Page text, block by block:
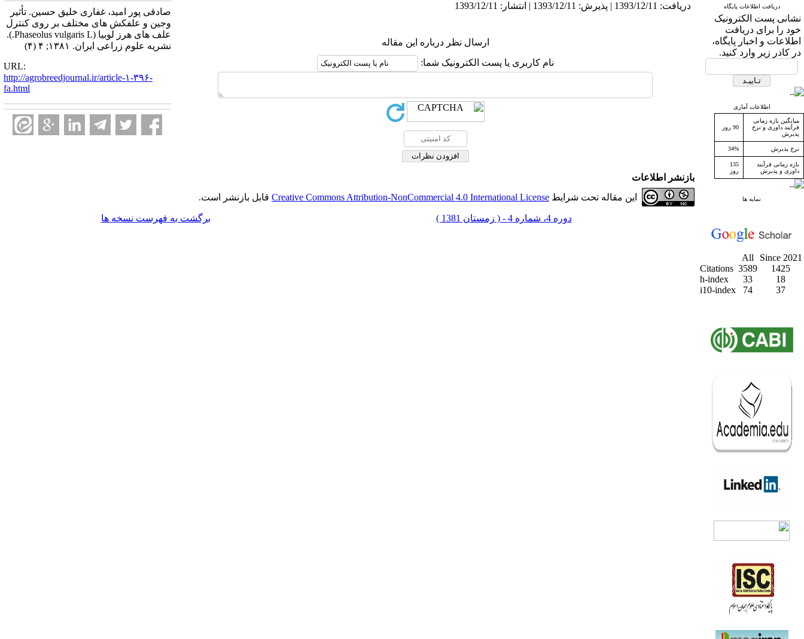
دریافت اطلاعات پایگاه
نشانی پست الکترونیک
خود را برای دریافت
اطلاعات و اخبار پایگاه،
در کادر زیر وارد کنید.
اطلاعات آماری
میانگین بازه زمانی
فرآیند داوری و نرخ
پذیرش
90 روز
نرخ پذیرش 34%
بازه زمانی فرآیند
داوری و پذیرش
135
روز
نمایه ها
All
Since 2021
Citations 3589
1425
h-index
33
18
i10-index
74 37
دریافت: 1393/12/11 | پذیرش: 1393/12/11 | انتشار: 1393/12/11
ارسال نظر درباره این مقاله
نام کاربری یا پست الکترونیک شما:
صادقی پور امید، غفاری خلیق حسین. تأثیر
وجین و علفکش های مختلف بر روی کنترل
علف های هرز لوبیا (Phaseolus vulgaris L.).
نشریه علوم زراعی ایران. ۱۳۸۱; ۴ (۴)
URL:
http://agrobreedjournal.ir/article-۱-۳۹۶-
fa.html
بازنشر اطلاعات
این مقاله تحت شرایط Creative Commons Attribution-NonCommercial 4.0 International License قابل بازنشر است.
دوره 4، شماره 4 - ( زمستان 1381 ) برگشت به فهرست نسخه ها